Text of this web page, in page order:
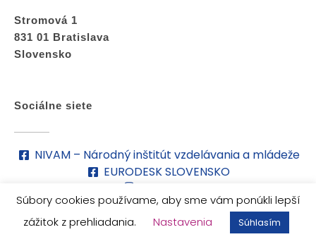
Stromová 1
831 01 Bratislava
Slovensko
Sociálne siete
NIVAM – Národný inštitút vzdelávania a mládeže
EURODESK SLOVENSKO
eurodesk_sk
© 2026 Európsky zbor solidarity. Všetky práva vyhradené.
Súbory cookies používame, aby sme vám ponúkli lepší
zážitok z prehliadania.
Nastavenia Súhlasím